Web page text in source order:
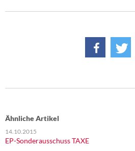
Ähnliche Artikel
14.10.2015
EP-Sonderausschuss TAXE